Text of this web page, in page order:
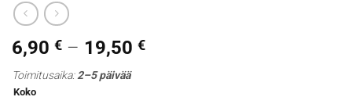
6,90 € – 19,50 €Hintaluokka:
Toimitusaika:2–5 päivää
Koko